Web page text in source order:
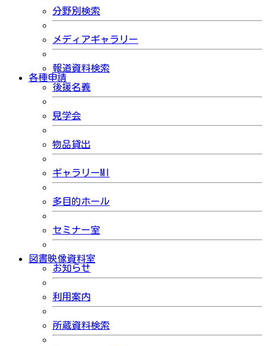
分野別検索
メディアギャラリー
報道資料検索
各種申請
後援名義
見学会
物品貸出
ギャラリーMI
多目的ホール
セミナー室
図書映像資料室
お知らせ
利用案内
所蔵資料検索